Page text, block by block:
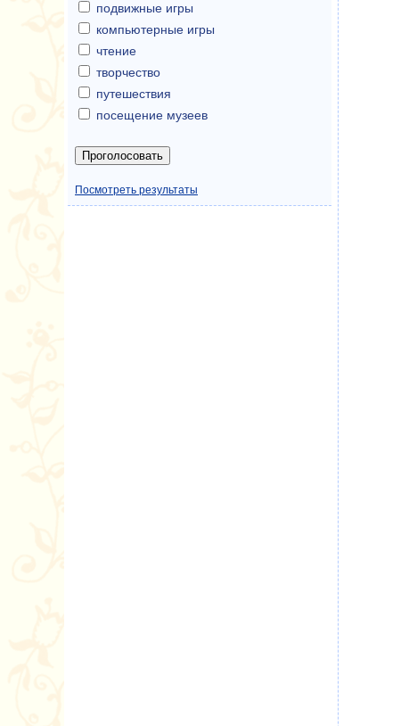
подвижные игры
компьютерные игры
чтение
творчество
путешествия
посещение музеев
Посмотреть результаты